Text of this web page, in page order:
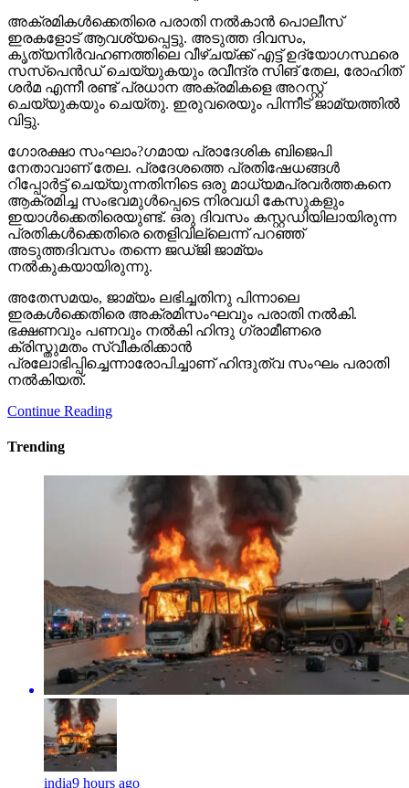
അക്രമികള്‍ക്കെതിരെ പരാതി നല്‍കാന്‍ പൊലീസ്
ഇരകളോട് ആവശ്യപ്പെട്ടു. അടുത്ത ദിവസം,
കൃത്യനിര്‍വഹണത്തിലെ വീഴ്ചയ്ക്ക് എട്ട് ഉദ്യോഗസ്ഥരെ
സസ്‌പെന്‍ഡ് ചെയ്യുകയും രവീന്ദ്ര സിങ് തേല, രോഹിത്
ശര്‍മ എന്നീ രണ്ട് പ്രധാന അക്രമികളെ അറസ്റ്റ്
ചെയ്യുകയും ചെയ്തു. ഇരുവരെയും പിന്നീട് ജാമ്യത്തില്‍
വിട്ടു.
ഗോരക്ഷാ സംഘാം?ഗമായ പ്രാദേശിക ബിജെപി
നേതാവാണ് തേല. പ്രദേശത്തെ പ്രതിഷേധങ്ങള്‍
റിപ്പോര്‍ട്ട് ചെയ്യുന്നതിനിടെ ഒരു മാധ്യമപ്രവര്‍ത്തകനെ
ആക്രമിച്ച സംഭവമുള്‍പ്പെടെ നിരവധി കേസുകളും
ഇയാള്‍ക്കെതിരെയുണ്ട്. ഒരു ദിവസം കസ്റ്റഡിയിലായിരുന്ന
പ്രതികള്‍ക്കെതിരെ തെളിവില്ലെന്ന് പറഞ്ഞ്
അടുത്തദിവസം തന്നെ ജഡ്ജി ജാമ്യം
നല്‍കുകയായിരുന്നു.
അതേസമയം, ജാമ്യം ലഭിച്ചതിനു പിന്നാലെ
ഇരകള്‍ക്കെതിരെ അക്രമിസംഘവും പരാതി നല്‍കി.
ഭക്ഷണവും പണവും നല്‍കി ഹിന്ദു ഗ്രാമീണരെ
ക്രിസ്തുമതം സ്വീകരിക്കാന്‍
പ്രലോഭിപ്പിച്ചെന്നാരോപിച്ചാണ് ഹിന്ദുത്വ സംഘം പരാതി
നല്‍കിയത്.
Continue Reading
Trending
india9 hours ago